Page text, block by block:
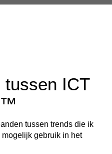
tussen ICT
™
tussen trends die ik
gebruik in het